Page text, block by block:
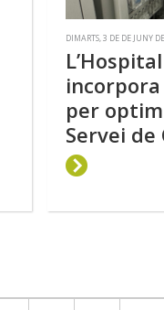
DIMARTS, 3 DE DE JUNY
per
Servei de